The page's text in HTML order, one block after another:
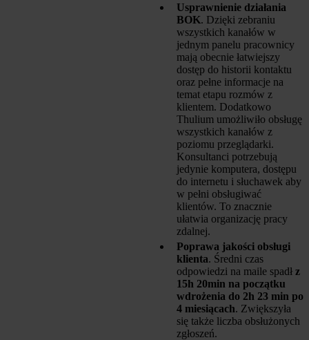
Usprawnienie działania
BOK. Dzięki zebraniu
wszystkich kanałów w
jednym panelu pracownicy
mają obecnie łatwiejszy
dostęp do historii kontaktu
oraz pełne informacje na
temat etapu rozmów z
klientem. Dodatkowo
Thulium umożliwiło obsługę
wszystkich kanałów z
poziomu przeglądarki.
Konsultanci potrzebują
jedynie komputera, dostępu
do internetu i słuchawek aby
w pełni obsługiwać
klientów. To znacznie
ułatwia organizację pracy
zdalnej.
Poprawa jakości obsługi
klienta. Średni czas
odpowiedzi na maile spadł z
15h 20min na początku
wdrożenia do 2h 23 min po
4 miesiącach. Zwiększyła
się także liczba obsłużonych
zgłoszeń.